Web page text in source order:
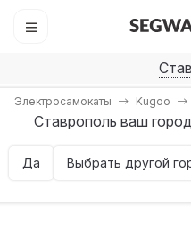
Ставрополь ваш
Да Выбрать другой
Электросамокаты Kugoo
Электросамокат